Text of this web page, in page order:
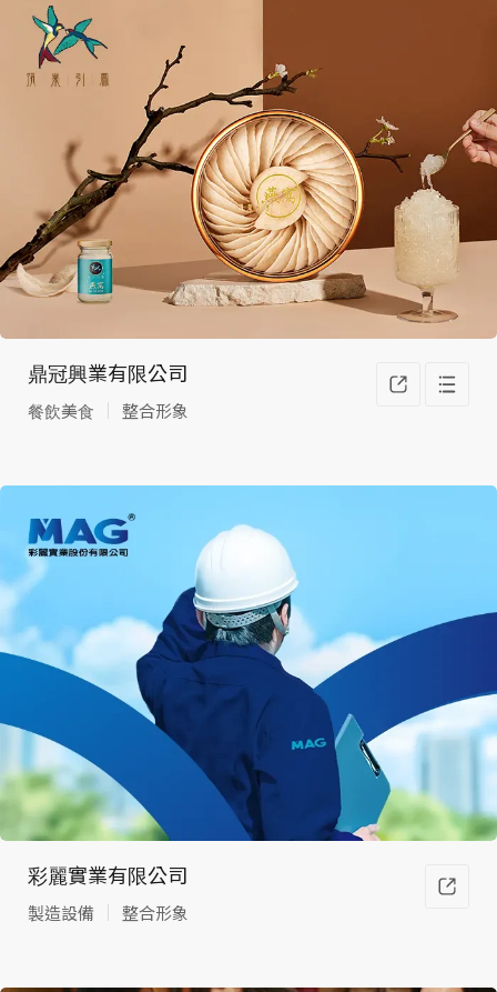
鼎冠興業有限公司
餐飲美食 整合形象
彩麗實業有限公司
製造設備 整合形象